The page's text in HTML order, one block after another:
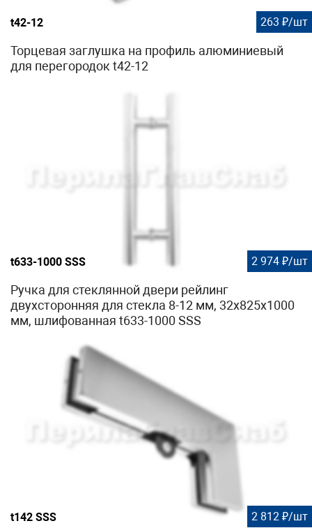
t42-12 263 ₽/шт
Торцевая заглушка на профиль алюминиевый
для перегородок t42-12
t633-1000 SSS 2 974 ₽/шт
Ручка для стеклянной двери рейлинг
двухсторонняя для стекла 8-12 мм, 32х825х1000
мм, шлифованная t633-1000 SSS
t142 SSS 2 812 ₽/шт